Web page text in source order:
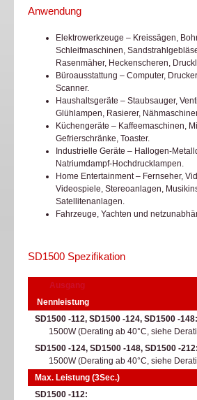
Anwendung
Elektrowerkzeuge – Kreissägen,
Schleifmaschinen,
Rasenmäher, Heckenscheren,
Büroausstattung – Computer,
Scanner.
Haushaltsgeräte – Staubsauger,
Glühlampen, Rasierer,
Küchengeräte – Kaffeemaschinen,
Gefrierschränke, Toaster.
Industrielle Geräte – Hallogen-
Natriumdampf-Hochdrucklampen.
Home Entertainment – Fernseher,
Videospiele, Stereoanlagen,
Satellitenanlagen.
Fahrzeuge, Yachten und
SD1500 Spezifikation
Ausgang
Nennleistung
SD1500 -112, SD1500 -124, SD1500 -148
1500W (Derating ab 40°C, siehe
SD1500 -124, SD1500 -148, SD1500 -212
1500W (Derating ab 40°C, siehe
Max. Leistung (3Sec.)
SD1500 -112